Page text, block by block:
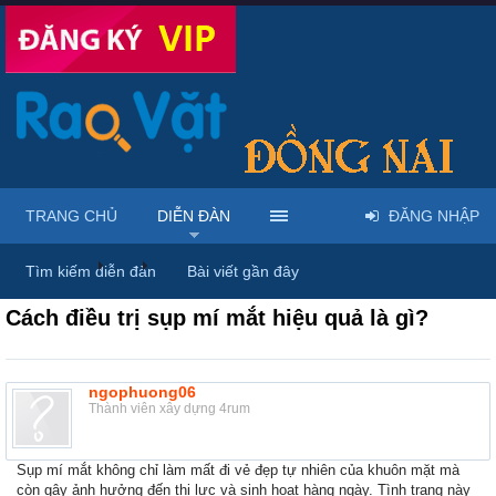
Diễn đàn ... Dược phẩm, y tế & sách báo
Cách điều trị sụp mí mắt hiệu quả là gì?
ngophuong06
Thành viên xây dựng 4rum
Sụp mí mắt không chỉ làm mất đi vẻ đẹp tự nhiên của khuôn mặt mà
còn gây ảnh hưởng đến thị lực và sinh hoạt hàng ngày. Tình trạng này
TRANG CHỦ DIỄN ĐÀN
Tìm kiếm diễn đàn Bài viết gần đây
ĐĂNG NHẬP